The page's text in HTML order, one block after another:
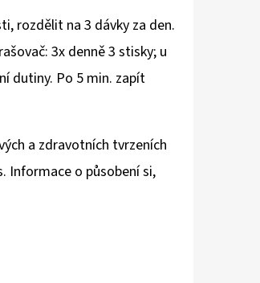
rozdělit na 3 dávky za den.
3x denně 3 stisky; u
dutiny. Po 5 min. zapít
a zdravotních tvrzeních
Informace o působení si,